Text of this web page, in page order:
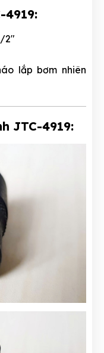
4919:
2"
lắp bơm nhiên
JTC-4919: